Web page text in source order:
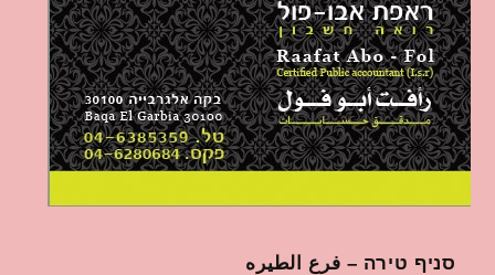
סניף טירה – فرع الطيره